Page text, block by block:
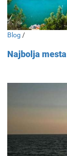
Blog /
Najbolja